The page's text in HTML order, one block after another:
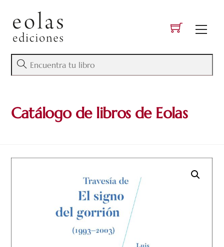
content
Catálogo de libros de Eolas